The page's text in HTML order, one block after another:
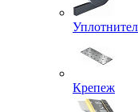
Крепеж